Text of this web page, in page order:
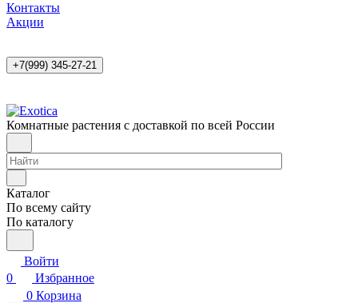
Контакты
Акции
+7(999) 345-27-21
Комнатные растения с доставкой по всей России
Каталог
По всему сайту
По каталогу
Войти
0
Избранное
0 Корзина